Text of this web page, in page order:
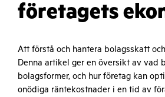
företagets
Att förstå och hantera bolagsskatt
Denna artikel ger en översikt av vad
bolagsformer, och hur företag kan
onödiga räntekostnader i en tid av